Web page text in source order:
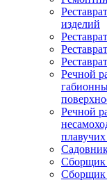
изделий
Речной
Речной
плавучих
Сборщик
Сборщик